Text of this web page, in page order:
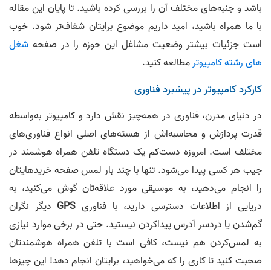
باشد و جنبه‌های مختلف آن را بررسی کرده باشید. تا پایان این مقاله
با ما همراه باشید، امید داریم موضوع برایتان شفاف‌تر شود. خوب
است جزئیات بیشتر وضعیت مشاغل این حوزه را در صفحه شغل
های رشته کامپیوترمطالعه کنید.
کارکرد کامپیوتر در پیشبرد فناوری
در دنیای مدرن، فناوری در همه‌چیز نقش دارد و کامپیوتر به‌واسطه
قدرت پردازش و محاسبه‌اش از هسته‌های اصلی انواع فناوری‌های
مختلف است. امروزه دست‌کم یک دستگاه تلفن همراه هوشمند در
جیب هر کسی پیدا می‌شود. تنها با چند بار لمس صفحه خریدهایتان
را انجام می‌دهید، به موسیقی مورد علاقه‌تان گوش می‌کنید، به
دریایی از اطلاعات دسترسی دارید، با فناوری GPS دیگر نگران
گم‌شدن یا دردسر آدرس پیداکردن نیستید. حتی در برخی موارد نیازی
به لمس‌کردن هم نیست، کافی است با تلفن همراه هوشمندتان
صحبت کنید تا کاری را که می‌خواهید، برایتان انجام دهد! این چیزها